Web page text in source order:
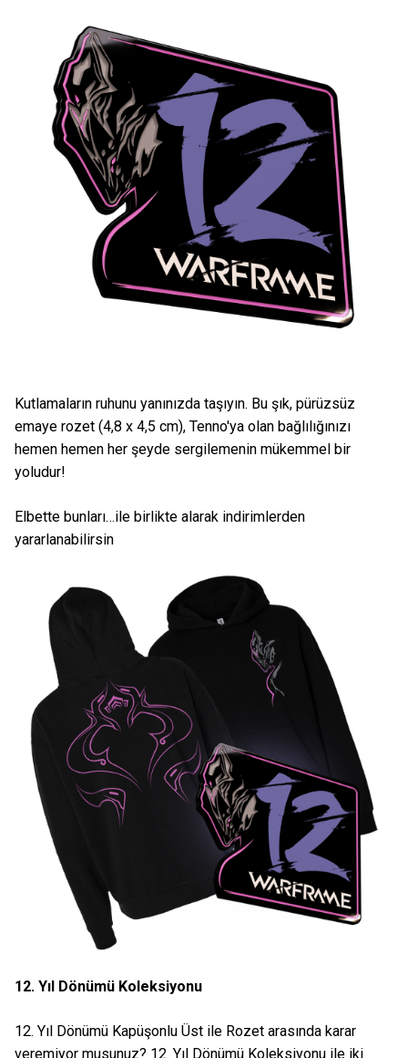
Kutlamaların ruhunu yanınızda taşıyın. Bu şık, pürüzsüz
emaye rozet (4,8 x 4,5 cm), Tenno'ya olan bağlılığınızı
hemen hemen her şeyde sergilemenin mükemmel bir
yoludur!
Elbette bunları…ile birlikte alarak indirimlerden
yararlanabilirsin
12. Yıl Dönümü Koleksiyonu
12. Yıl Dönümü Kapüşonlu Üst ile Rozet arasında karar
veremiyor musunuz? 12. Yıl Dönümü Koleksiyonu ile iki